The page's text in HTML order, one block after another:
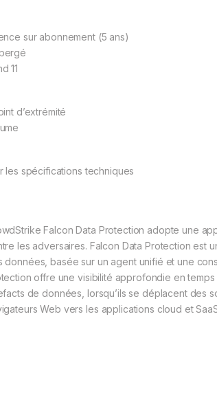
sur abonnement (5 ans)
11
d’extrémité
les spécifications techniques
Falcon Data Protection adopte une
les adversaires. Falcon Data Protection est
données, basée sur un agent unifié et une
offre une visibilité approfondie en
de données, lorsqu’ils se déplacent des
Web vers les applications cloud et